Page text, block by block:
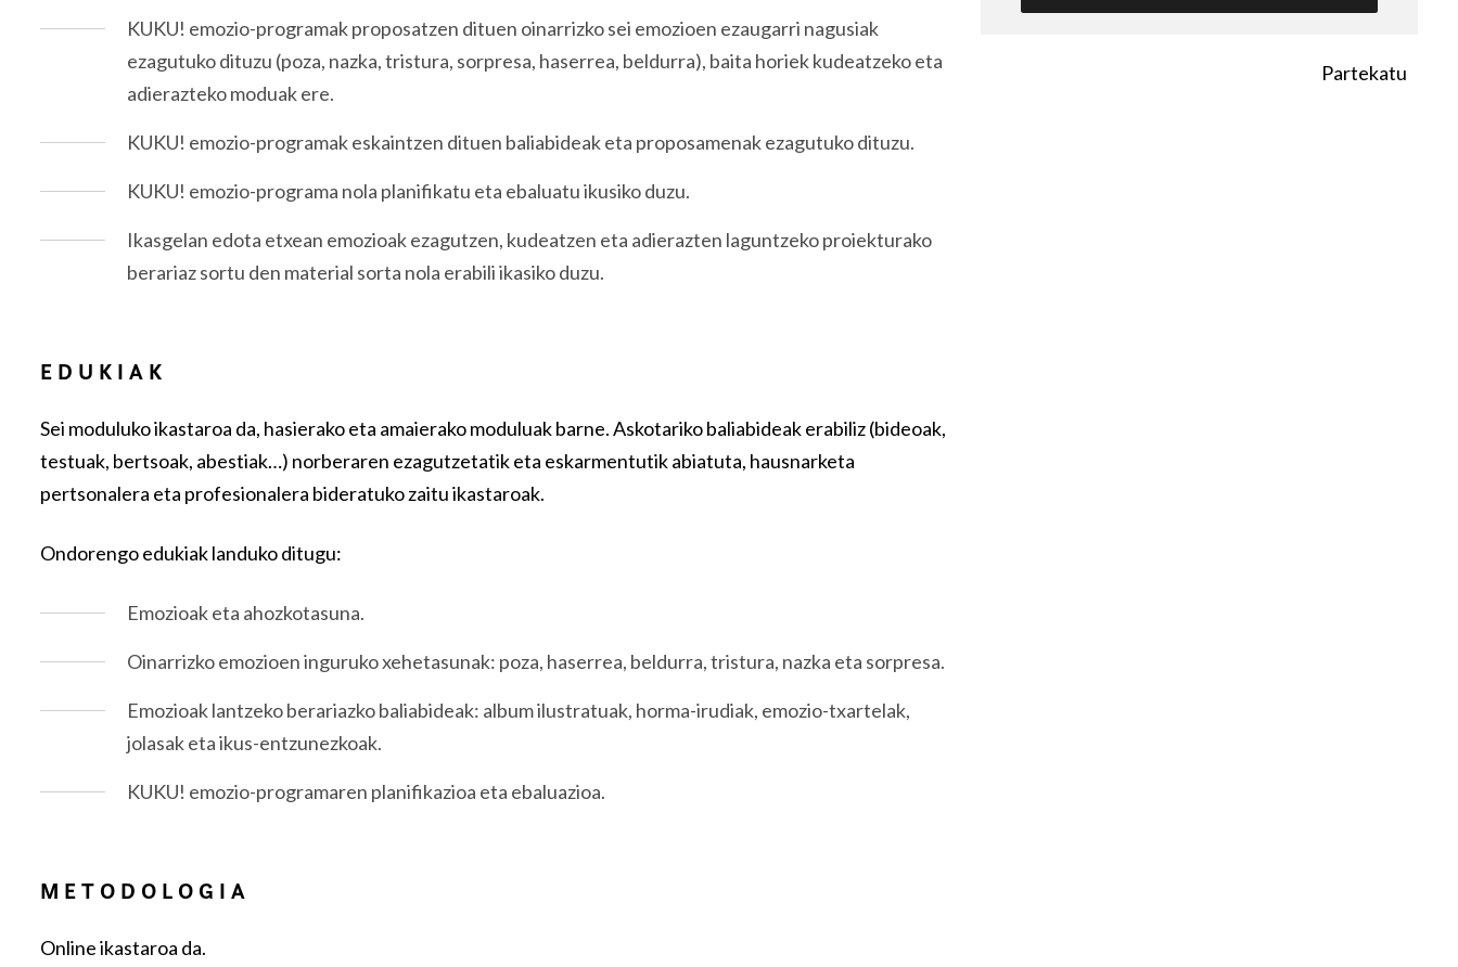
Partekatu
KUKU! emozio-programak proposatzen dituen oinarrizko sei emozioen ezaugarri nagusiak
ezagutuko dituzu (poza, nazka, tristura, sorpresa, haserrea, beldurra), baita horiek kudeatzeko eta
adierazteko moduak ere.
KUKU! emozio-programak eskaintzen dituen baliabideak eta proposamenak ezagutuko dituzu.
KUKU! emozio-programa nola planifikatu eta ebaluatu ikusiko duzu.
Ikasgelan edota etxean emozioak ezagutzen, kudeatzen eta adierazten laguntzeko proiekturako
berariaz sortu den material sorta nola erabili ikasiko duzu.
EDUKIAK
Sei moduluko ikastaroa da, hasierako eta amaierako moduluak barne. Askotariko baliabideak erabiliz (bideoak,
testuak, bertsoak, abestiak…) norberaren ezagutzetatik eta eskarmentutik abiatuta, hausnarketa
pertsonalera eta profesionalera bideratuko zaitu ikastaroak.
Ondorengo edukiak landuko ditugu:
Emozioak eta ahozkotasuna.
Oinarrizko emozioen inguruko xehetasunak: poza, haserrea, beldurra, tristura, nazka eta sorpresa.
Emozioak lantzeko berariazko baliabideak: album ilustratuak, horma-irudiak, emozio-txartelak,
jolasak eta ikus-entzunezkoak.
KUKU! emozio-programaren planifikazioa eta ebaluazioa.
METODOLOGIA
Online ikastaroa da.